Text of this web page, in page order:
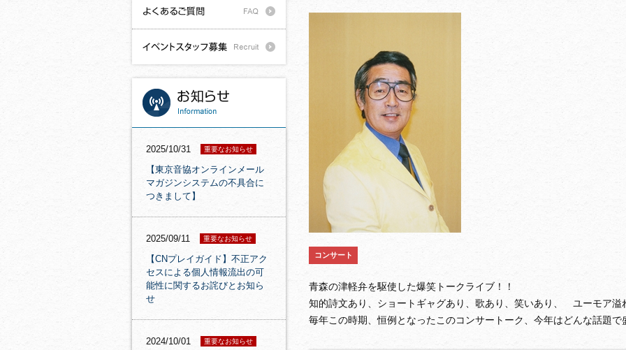
コンサート
青森の津軽弁を駆使した爆笑トークライブ！！
知的詩文あり、ショートギャグあり、歌あり、笑いあり、 ユーモア溢
毎年この時期、恒例となったこのコンサートーク、今年はどんな話題
2025/10/31 重要なお知らせ
【東京音協オンラインメール
マガジンシステムの不具合に
つきまして】
2025/09/11 重要なお知らせ
【CNプレイガイド】不正アク
セスによる個人情報流出の可
能性に関するお詫びとお知ら
せ
2024/10/01 重要なお知らせ